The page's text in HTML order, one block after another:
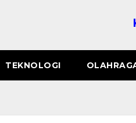
TEKNOLOGI